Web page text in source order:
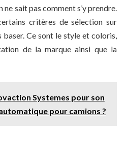
ne sait pas comment s’y prendre.
critères de sélection sur
baser. Ce sont le style et coloris,
de la marque ainsi que la
Systemes pour son
pour camions ?